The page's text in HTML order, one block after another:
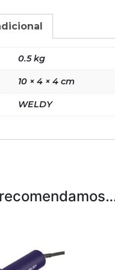
0.5 kg
10 × 4 × 4 cm
WELDY